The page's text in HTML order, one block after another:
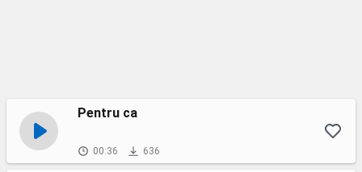
Pentru ca
00:36 636